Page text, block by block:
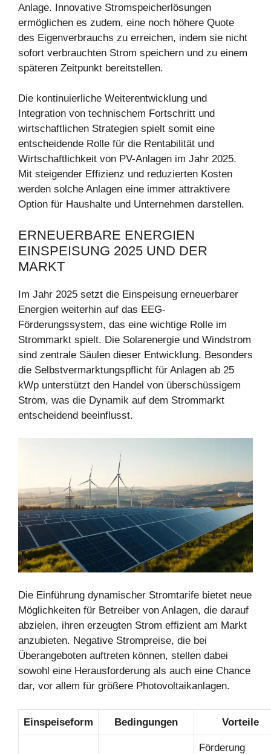
Anlage. Innovative Stromspeicherlösungen
ermöglichen es zudem, eine noch höhere Quote
des Eigenverbrauchs zu erreichen, indem sie nicht
sofort verbrauchten Strom speichern und zu einem
späteren Zeitpunkt bereitstellen.
Die kontinuierliche Weiterentwicklung und
Integration von technischem Fortschritt und
wirtschaftlichen Strategien spielt somit eine
entscheidende Rolle für die Rentabilität und
Wirtschaftlichkeit von PV-Anlagen im Jahr 2025.
Mit steigender Effizienz und reduzierten Kosten
werden solche Anlagen eine immer attraktivere
Option für Haushalte und Unternehmen darstellen.
ERNEUERBARE ENERGIEN
EINSPEISUNG 2025 UND DER
MARKT
Im Jahr 2025 setzt die Einspeisung erneuerbarer
Energien weiterhin auf das EEG-
Förderungssystem, das eine wichtige Rolle im
Strommarkt spielt. Die Solarenergie und Windstrom
sind zentrale Säulen dieser Entwicklung. Besonders
die Selbstvermarktungspflicht für Anlagen ab 25
kWp unterstützt den Handel von überschüssigem
Strom, was die Dynamik auf dem Strommarkt
entscheidend beeinflusst.
Die Einführung dynamischer Stromtarife bietet neue
Möglichkeiten für Betreiber von Anlagen, die darauf
abzielen, ihren erzeugten Strom effizient am Markt
anzubieten. Negative Strompreise, die bei
Überangeboten auftreten können, stellen dabei
sowohl eine Herausforderung als auch eine Chance
dar, vor allem für größere Photovoltaikanlagen.
Einspeiseform Bedingungen Vorteile
Förderung